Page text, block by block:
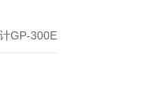
GP-300E